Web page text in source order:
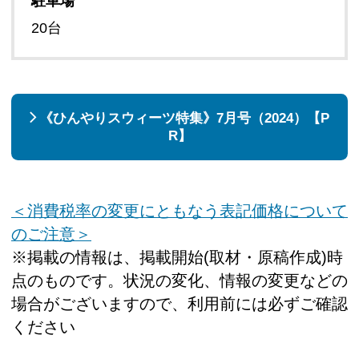
20台
《ひんやりスウィーツ特集》7月号（2024）【P
R】
＜消費税率の変更にともなう表記価格について
のご注意＞
※掲載の情報は、掲載開始(取材・原稿作成)時
点のものです。状況の変化、情報の変更などの
場合がございますので、利用前には必ずご確認
ください